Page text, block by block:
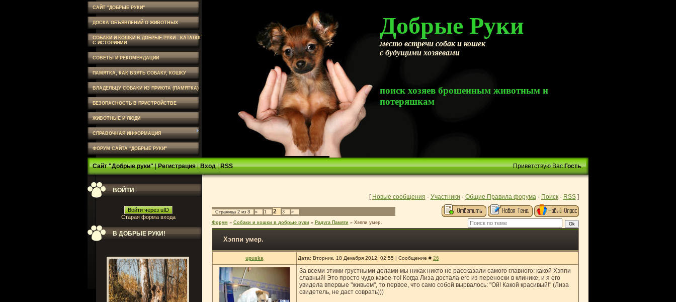
САЙТ "ДОБРЫЕ РУКИ"
ДОСКА ОБЪЯВЛЕНИЙ О ЖИВОТНЫХ
СОБАКИ И КОШКИ В ДОБРЫЕ РУКИ - КАТАЛОГ
С ИСТОРИЯМИ
СОВЕТЫ И РЕКОМЕНДАЦИИ
ПАМЯТКА, КАК ВЗЯТЬ СОБАКУ, КОШКУ
ВЛАДЕЛЬЦУ СОБАКИ ИЗ ПРИЮТА (ПАМЯТКА)
БЕЗОПАСНОСТЬ В ПРИСТРОЙСТВЕ
ЖИВОТНЫЕ И ЛЮДИ
СПРАВОЧНАЯ ИНФОРМАЦИЯ
ФОРУМ САЙТА "ДОБРЫЕ РУКИ"
Добрые Руки
место встречи собак и кошек
с будущими хозяевами
поиск хозяев брошенным животным и
потеряшкам
Сайт "Добрые руки"|Регистрация|Вход|RSS Приветствую Вас Гость
ВОЙТИ
Войти через uID
Старая форма входа
В ДОБРЫЕ РУКИ!
[ Новые сообщения · Участники · Общие Правила форума· Поиск· RSS]
Страница 2из 3 « 1 2 3 »
Форум » Собаки и кошки в добрые руки » Радуга Памяти » Хэппи умер.
Хэппи умер.
upuska Дата: Вторник, 18 Декабря 2012, 02:55 | Сообщение # 26
За всеми этими грустными делами мы никак никто не рассказали самого главного: какой Хэппи
славный! Это просто чудо какое-то! Когда Лиза достала его из переноски в клинике, и я его
увидела впервые "живьем", то первое, что само собой вырвалось: "Ой! Какой красивый!" (Лиза
свидетель, не даст соврать)))